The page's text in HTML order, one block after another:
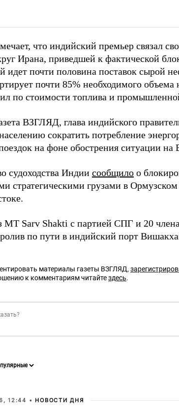
что индийский премьер связал
Ирана, приведшей к фактической
идет почти половина поставок сырой
почти 85% необходимого
по стоимости топлива и
ВЗГЛЯД, глава индийского
сократить потребление
на фоне обострения ситуации
судоходства Индии сообщило о
стратегическими грузами в
MT Sarv Shakti с партией СПГ и 20
по пути в индийский порт
материалы газеты ВЗГЛЯД,
к комментариям читайтездесь.
12:44 • НОВОСТИ ДНЯ